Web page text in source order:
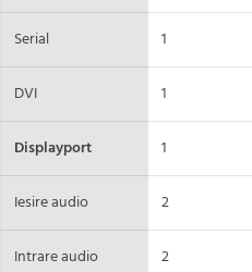
Serial 1
DVI 1
Displayport 1
Iesire audio 2
Intrare audio 2